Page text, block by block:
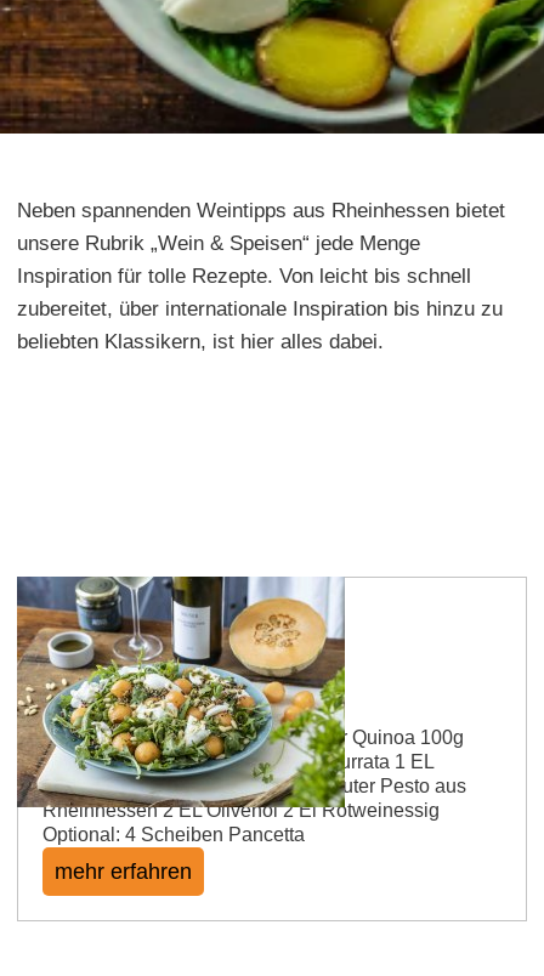
Neben spannenden Weintipps aus Rheinhessen bietet
unsere Rubrik „Wein & Speisen“ jede Menge
Inspiration für tolle Rezepte. Von leicht bis schnell
zubereitet, über internationale Inspiration bis hinzu zu
beliebten Klassikern, ist hier alles dabei.
Crispy Quinoa Salad
Zutaten für 2 Portionen 100g bunter Quinoa 100g
Rucola 130g Galia Melone 100g Burrata 1 EL
Pinienkerne Dressing 2 TL Wildkräuter Pesto aus
Rheinhessen 2 EL Olivenöl 2 El Rotweinessig
Optional: 4 Scheiben Pancetta
mehr erfahren